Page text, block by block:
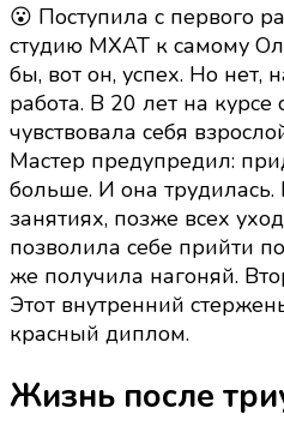
😮 Поступила с первого
студию МХАТ к самому
бы, вот он, успех. Но нет,
работа. В 20 лет на
чувствовала себя
Мастер предупредил:
больше. И она
занятиях, позже всех
позволила себе прийти
же получила нагоняй.
Этот внутренний
красный диплом.
Жизнь после